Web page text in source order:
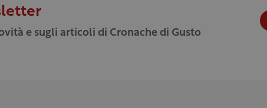
e sugli articoli di Cronache di Gusto